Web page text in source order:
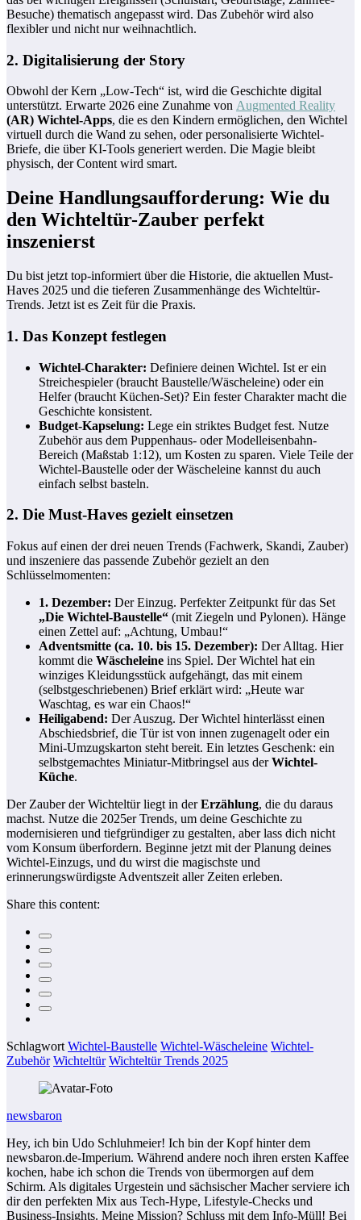
Besuche) thematisch angepasst wird. Das Zubehör wird also
flexibler und nicht nur weihnachtlich.
2. Digitalisierung der Story
Obwohl der Kern „Low-Tech“ ist, wird die Geschichte digital
unterstützt. Erwarte 2026 eine Zunahme von Augmented Reality
(AR) Wichtel-Apps, die es den Kindern ermöglichen, den Wichtel
virtuell durch die Wand zu sehen, oder personalisierte Wichtel-
Briefe, die über KI-Tools generiert werden. Die Magie bleibt
physisch, der Content wird smart.
Deine Handlungsaufforderung: Wie du
den Wichteltür-Zauber perfekt
inszenierst
Du bist jetzt top-informiert über die Historie, die aktuellen Must-
Haves 2025 und die tieferen Zusammenhänge des Wichteltür-
Trends. Jetzt ist es Zeit für die Praxis.
1. Das Konzept festlegen
Wichtel-Charakter: Definiere deinen Wichtel. Ist er ein
Streichespieler (braucht Baustelle/Wäscheleine) oder ein
Helfer (braucht Küchen-Set)? Ein fester Charakter macht die
Geschichte konsistent.
Budget-Kapselung: Lege ein striktes Budget fest. Nutze
Zubehör aus dem Puppenhaus- oder Modelleisenbahn-
Bereich (Maßstab 1:12), um Kosten zu sparen. Viele Teile der
Wichtel-Baustelle oder der Wäscheleine kannst du auch
einfach selbst basteln.
2. Die Must-Haves gezielt einsetzen
Fokus auf einen der drei neuen Trends (Fachwerk, Skandi, Zauber)
und inszeniere das passende Zubehör gezielt an den
Schlüsselmomenten:
1. Dezember: Der Einzug. Perfekter Zeitpunkt für das Set
„Die Wichtel-Baustelle“ (mit Ziegeln und Pylonen). Hänge
einen Zettel auf: „Achtung, Umbau!“
Adventsmitte (ca. 10. bis 15. Dezember): Der Alltag. Hier
kommt die Wäscheleine ins Spiel. Der Wichtel hat ein
winziges Kleidungsstück aufgehängt, das mit einem
(selbstgeschriebenen) Brief erklärt wird: „Heute war
Waschtag, es war ein Chaos!“
Heiligabend: Der Auszug. Der Wichtel hinterlässt einen
Abschiedsbrief, die Tür ist von innen zugenagelt oder ein
Mini-Umzugskarton steht bereit. Ein letztes Geschenk: ein
selbstgemachtes Miniatur-Mitbringsel aus derWichtel-
Küche.
Der Zauber der Wichteltür liegt in derErzählung, die du daraus
machst. Nutze die 2025er Trends, um deine Geschichte zu
modernisieren und tiefgründiger zu gestalten, aber lass dich nicht
vom Konsum überfordern. Beginne jetzt mit der Planung deines
Wichtel-Einzugs, und du wirst die magischste und
erinnerungswürdigste Adventszeit aller Zeiten erleben.
Share this content:
Schlagwort Wichtel-Baustelle Wichtel-Wäscheleine Wichtel-
Zubehör Wichteltür Wichteltür Trends 2025
newsbaron
Hey, ich bin Udo Schluhmeier! Ich bin der Kopf hinter dem
newsbaron.de-Imperium. Während andere noch ihren ersten Kaffee
kochen, habe ich schon die Trends von übermorgen auf dem
Schirm. Als digitales Urgestein und sächsischer Macher serviere ich
dir den perfekten Mix aus Tech-Hype, Lifestyle-Checks und
Business-Insights. Meine Mission? Schluss mit dem Info-Müll! Bei